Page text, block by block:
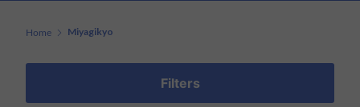
Home Miyagikyo
Filters